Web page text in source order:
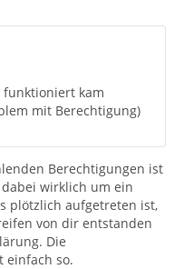
funktioniert kam
mit Berechtigung)
Berechtigungen ist
wirklich um ein
plötzlich aufgetreten ist,
von dir entstanden
Die
einfach so.